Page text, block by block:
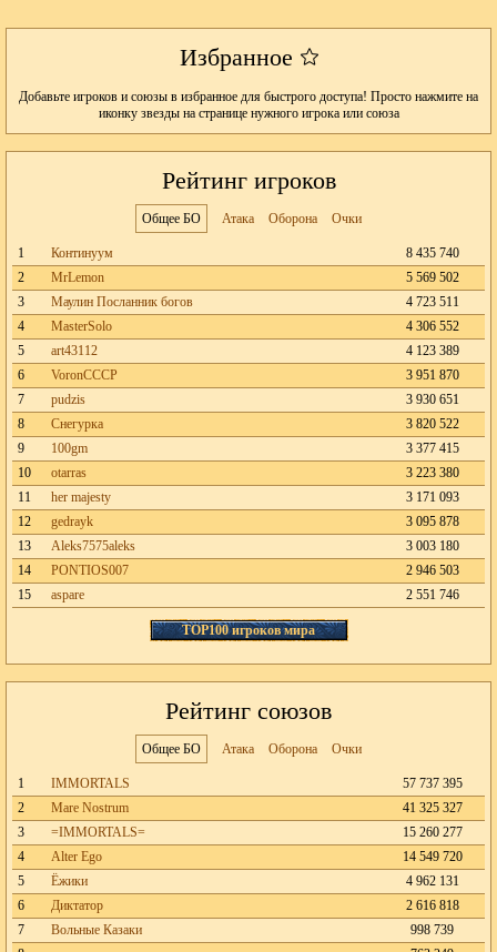
Избранное
Добавьте игроков и союзы в избранное для быстрого доступа! Просто нажмите на
иконку звезды на странице нужного игрока или союза
Рейтинг игроков
Общее БО Атака Оборона Очки
1 Континуум
8 435 740
2
MrLemon
5 569 502
3
Маулин Посланник богов
4 723 511
4
MasterSolo
4 306 552
5
art43112
4 123 389
6
VoronCCCP
3 951 870
7
pudzis
3 930 651
8
Снегурка
3 820 522
9
100gm
3 377 415
10
otarras
3 223 380
11
her majesty
3 171 093
12
gedrayk
3 095 878
13
Aleks7575aleks
3 003 180
14
PONTIOS007
2 946 503
15
aspare 2 551 746
TOP100 игроков мира
Рейтинг союзов
Общее БО Атака Оборона Очки
1 IMMORTALS
57 737 395
2
Mare Nostrum
41 325 327
3
=IMMORTALS=
15 260 277
4
Alter Ego
14 549 720
5
Ёжики
4 962 131
6
Диктатор
2 616 818
7
Вольные Казаки
998 739